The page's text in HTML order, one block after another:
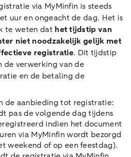
via MyMinfin is steeds
uur en ongeacht de dag. Het is
te weten dat het tijdstip van
niet noodzakelijk gelijk met
registratie. Dit tijdstip
de verwerking van de
en de betaling de
de aanbieding tot registratie:
pas de volgende dag tijdens
indien het document
via MyMinfin wordt bezorgd
weekend of op een feestdag).